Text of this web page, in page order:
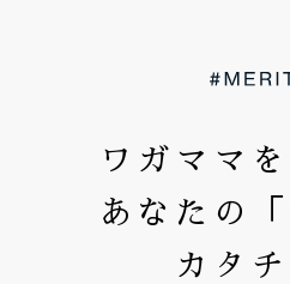
ワガママ
あなたの
カタチ